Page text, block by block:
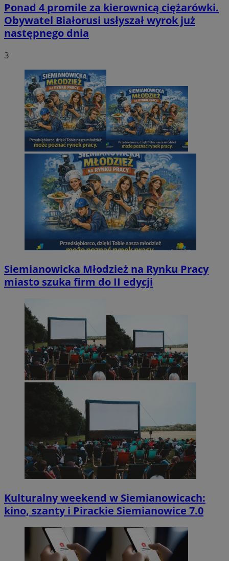
Ponad 4 promile za kierownicą ciężarówki.
Obywatel Białorusi usłyszał wyrok już
następnego dnia
3
Siemianowicka Młodzież na Rynku Pracy
miasto szuka firm do II edycji
Kulturalny weekend w Siemianowicach:
kino, szanty i Pirackie Siemianowice 7.0